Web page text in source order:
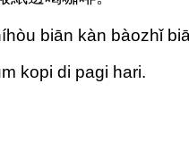
biān kàn bàozhǐ
kopi di pagi hari.